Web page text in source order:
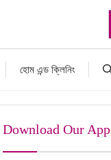
হোম এন্ড ক্লিনিং
Download Our App